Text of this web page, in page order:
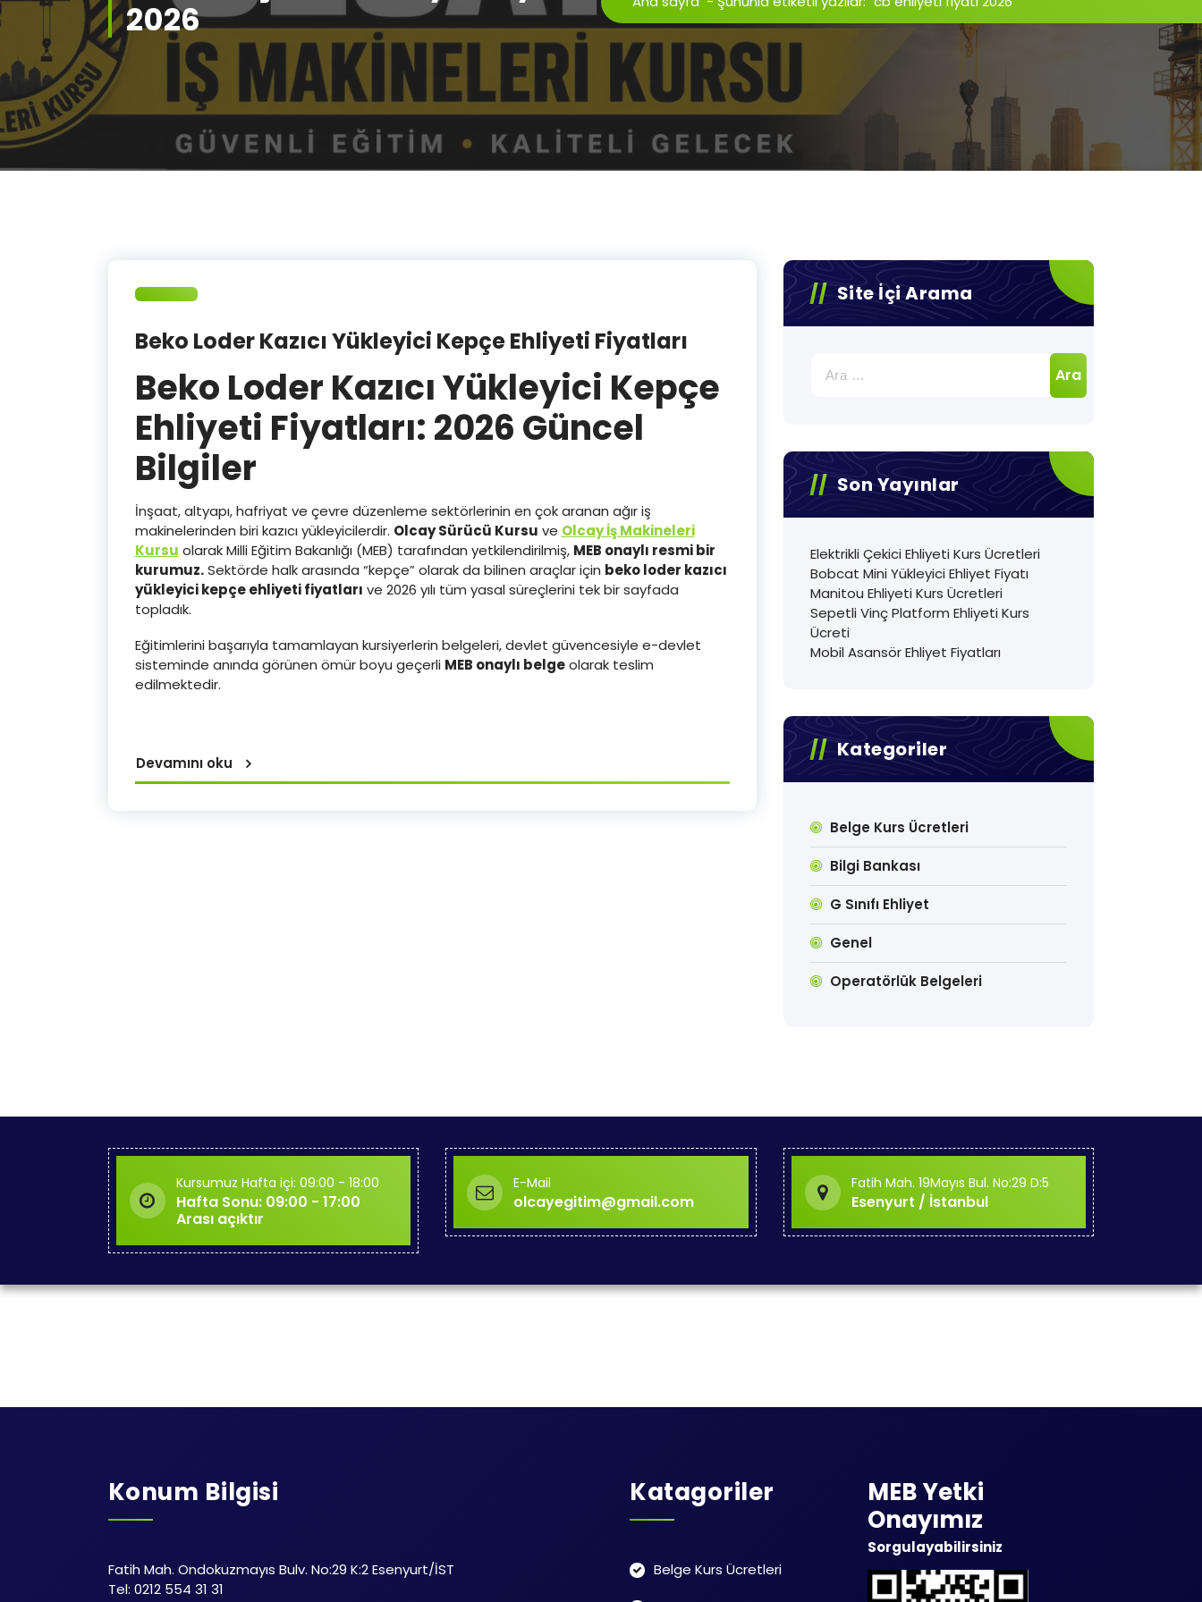
2026
Beko Loder Kazıcı Yükleyici Kepçe Ehliyeti Fiyatları
Beko Loder Kazıcı Yükleyici Kepçe
Ehliyeti Fiyatları: 2026 Güncel
Bilgiler
İnşaat, altyapı, hafriyat ve çevre düzenleme sektörlerinin en çok aranan ağır iş
makinelerinden biri kazıcı yükleyicilerdir. Olcay Sürücü Kursu ve Olcay İş Makineleri
Kursu olarak Milli Eğitim Bakanlığı (MEB) tarafından yetkilendirilmiş, MEB onaylı resmi bir
kurumuz.Sektörde halk arasında “kepçe” olarak da bilinen araçlar için beko loder kazıcı
yükleyici kepçe ehliyeti fiyatları ve 2026 yılı tüm yasal süreçlerini tek bir sayfada
topladık.
Eğitimlerini başarıyla tamamlayan kursiyerlerin belgeleri, devlet güvencesiyle e-devlet
sisteminde anında görünen ömür boyu geçerli MEB onaylı belgeolarak teslim
edilmektedir.
Devamını oku
Site İçi Arama
Son Yayınlar
Elektrikli Çekici Ehliyeti Kurs Ücretleri
Bobcat Mini Yükleyici Ehliyet Fiyatı
Manitou Ehliyeti Kurs Ücretleri
Sepetli Vinç Platform Ehliyeti Kurs
Ücreti
Mobil Asansör Ehliyet Fiyatları
Kategoriler
Belge Kurs Ücretleri
Bilgi Bankası
G Sınıfı Ehliyet
Genel
Operatörlük Belgeleri
Kursumuz Hafta içi: 09:00 - 18:00
Hafta Sonu: 09:00 - 17:00
Arası açıktır
E-Mail
olcayegitim@gmail.com
Fatih Mah. 19Mayıs Bul. No:29 D:5
Esenyurt / İstanbul
Konum Bilgisi
Fatih Mah. Ondokuzmayıs Bulv. No:29 K:2 Esenyurt/İST
Tel: 0212 554 31 31
Katagoriler
Belge Kurs Ücretleri
MEB Yetki
Onayımız
Sorgulayabilirsiniz